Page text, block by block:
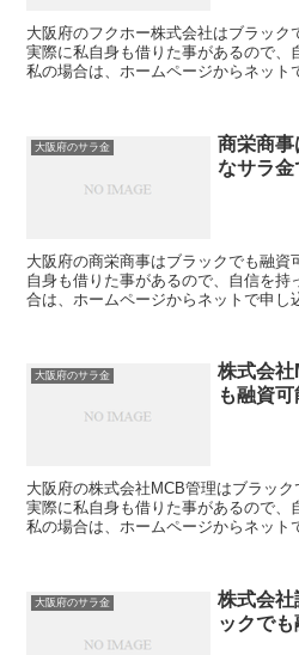
大阪府のフクホー株式会社はブラック
実際に私自身も借りた事があるので、
私の場合は、ホームページからネット
大阪府のサラ金
商栄商
なサラ金
大阪府の商栄商事はブラックでも融資
自身も借りた事があるので、自信を持
合は、ホームページからネットで申し
大阪府のサラ金
株式会
も融資可
大阪府の株式会社MCB管理はブラック
実際に私自身も借りた事があるので、
私の場合は、ホームページからネット
大阪府のサラ金
株式会社
ックでも